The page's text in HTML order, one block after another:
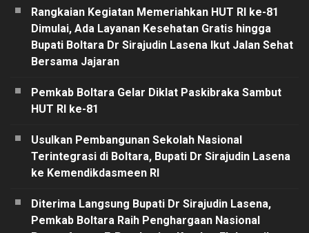
Rangkaian Kegiatan Memeriahkan HUT RI ke-81
Dimulai, Ada Layanan Kesehatan Gratis hingga
Bupati Boltara Dr Sirajudin Lasena Ikut Jalan Sehat
Bersama Jajaran
Pemkab Boltara Gelar Diklat Paskibraka Sambut
HUT RI ke-81
Usulkan Pembangunan Sekolah Nasional
Terintegrasi di Boltara, Bupati Dr Sirajudin Lasena
ke Kemendikdasmeen RI
Diterima Langsung Bupati Dr Sirajudin Lasena,
Pemkab Boltara Raih Penghargaan Nasional